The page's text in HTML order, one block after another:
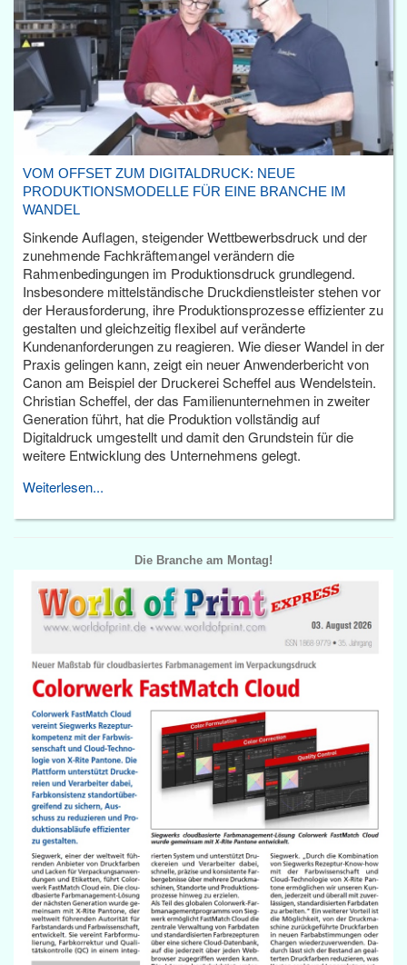
VOM OFFSET ZUM DIGITALDRUCK: NEUE
PRODUKTIONSMODELLE FÜR EINE BRANCHE IM
WANDEL
Sinkende Auflagen, steigender Wettbewerbsdruck und der
zunehmende Fachkräftemangel verändern die
Rahmenbedingungen im Produktionsdruck grundlegend.
Insbesondere mittelständische Druckdienstleister stehen vor
der Herausforderung, ihre Produktionsprozesse effizienter zu
gestalten und gleichzeitig flexibel auf veränderte
Kundenanforderungen zu reagieren. Wie dieser Wandel in der
Praxis gelingen kann, zeigt ein neuer Anwenderbericht von
Canon am Beispiel der Druckerei Scheffel aus Wendelstein.
Christian Scheffel, der das Familienunternehmen in zweiter
Generation führt, hat die Produktion vollständig auf
Digitaldruck umgestellt und damit den Grundstein für die
weitere Entwicklung des Unternehmens gelegt.
Weiterlesen...
Die Branche am Montag!